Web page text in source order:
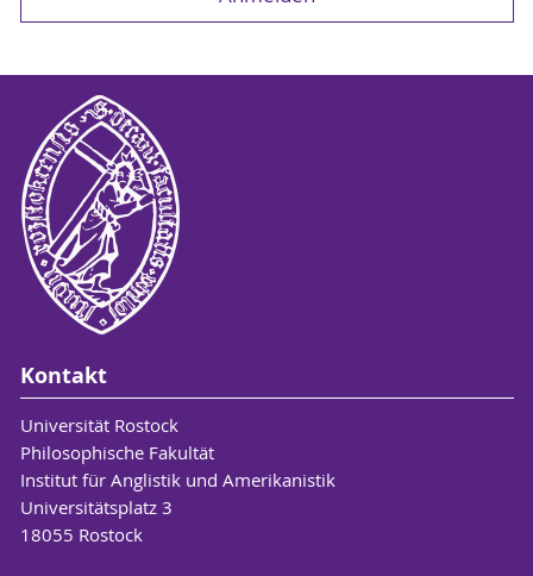
Kontakt
Universität Rostock
Philosophische Fakultät
Institut für Anglistik und Amerikanistik
Universitätsplatz 3
18055 Rostock